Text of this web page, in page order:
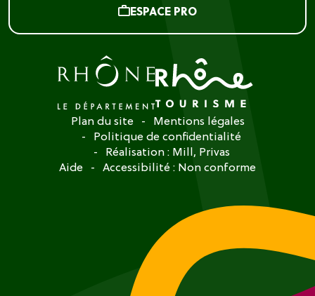
ESPACE PRO
Plan du site
Mentions légales
Politique de confidentialité
Réalisation : Mill, Privas
Aide
Accessibilité : Non conforme